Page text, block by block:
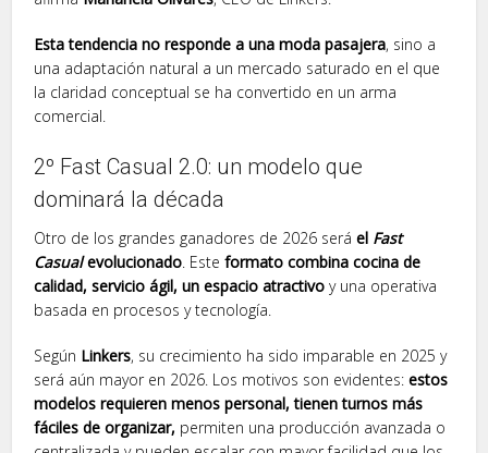
Esta tendencia no responde a una moda pasajera, sino a
una adaptación natural a un mercado saturado en el que
la claridad conceptual se ha convertido en un arma
comercial.
2º Fast Casual 2.0: un modelo que
dominará la década
Otro de los grandes ganadores de 2026 seráel Fast
Casualevolucionado. Esteformato combina cocina de
calidad, servicio ágil, un espacio atractivo y una operativa
basada en procesos y tecnología.
Según Linkers, su crecimiento ha sido imparable en 2025 y
será aún mayor en 2026. Los motivos son evidentes: estos
modelos requieren menos personal, tienen turnos más
fáciles de organizar, permiten una producción avanzada o